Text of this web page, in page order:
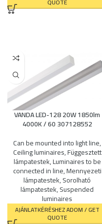
QUOTE
VANDA LED-128 20W 1850lm
4000K / 60 307128552
Can be mounted into light line,
Ceiling luminaires,Függesztett
lámpatestek,Luminaires to be
connected in line,Mennyezeti
lámpatestek,Sorolható
lámpatestek,Suspended
luminaires
AJÁNLATKÉRÉSHEZ ADOM / GET
QUOTE